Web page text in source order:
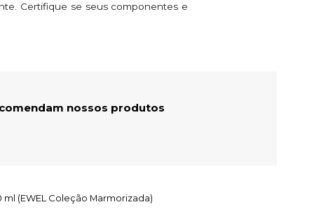
Certifique se seus componentes e
nossos produtos
(EWEL Coleção Marmorizada)